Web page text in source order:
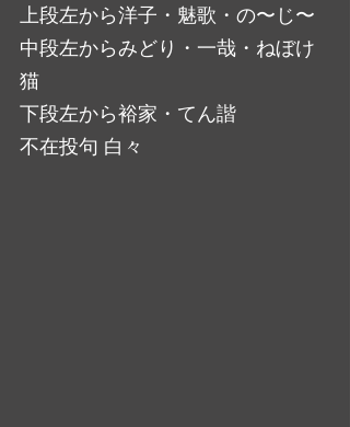
上段左から洋子・魅歌・の〜じ〜
中段左からみどり・一哉・ねぼけ
猫
下段左から裕家・てん諧
不在投句 白々